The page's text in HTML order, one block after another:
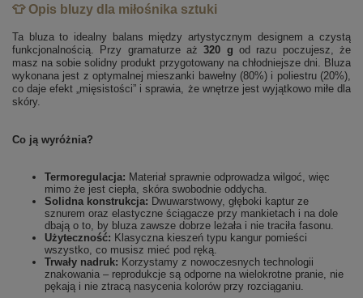
👕 Opis bluzy dla miłośnika sztuki
Ta bluza to idealny balans między artystycznym designem a czystą
funkcjonalnością. Przy gramaturze aż320 g od razu poczujesz, że
masz na sobie solidny produkt przygotowany na chłodniejsze dni. Bluza
wykonana jest z optymalnej mieszanki bawełny (80%) i poliestru (20%),
co daje efekt „mięsistości” i sprawia, że wnętrze jest wyjątkowo miłe dla
skóry.
Co ją wyróżnia?
Termoregulacja: Materiał sprawnie odprowadza wilgoć, więc
mimo że jest ciepła, skóra swobodnie oddycha.
Solidna konstrukcja: Dwuwarstwowy, głęboki kaptur ze
sznurem oraz elastyczne ściągacze przy mankietach i na dole
dbają o to, by bluza zawsze dobrze leżała i nie traciła fasonu.
Użyteczność: Klasyczna kieszeń typu kangur pomieści
wszystko, co musisz mieć pod ręką.
Trwały nadruk: Korzystamy z nowoczesnych technologii
znakowania – reprodukcje są odporne na wielokrotne pranie, nie
pękają i nie ztracą nasycenia kolorów przy rozciąganiu.